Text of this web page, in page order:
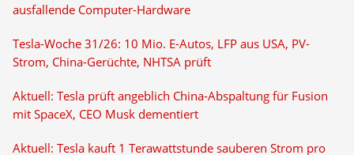
ausfallende Computer-Hardware
Tesla-Woche 31/26: 10 Mio. E-Autos, LFP aus USA, PV-
Strom, China-Gerüchte, NHTSA prüft
Aktuell: Tesla prüft angeblich China-Abspaltung für Fusion
mit SpaceX, CEO Musk dementiert
Aktuell: Tesla kauft 1 Terawattstunde sauberen Strom pro